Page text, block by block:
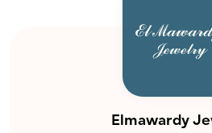
Elmawardy